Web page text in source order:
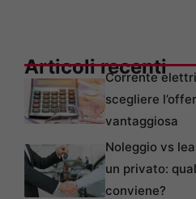
Articoli recenti
Corrente
scegliere
vantaggiosa
Noleggio vs
un privato:
conviene?